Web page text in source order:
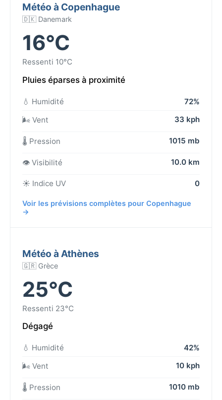
Météo à Copenhague
🇩🇰 Danemark
16°C
Ressenti 10°C
Pluies éparses à proximité
💧 Humidité
72%
🌬️ Vent
33 kph
🌡️ Pression 1015 mb
👁️ Visibilité 10.0 km
☀️ Indice UV 0
Voir les prévisions complètes pour Copenhague
→
Météo à Athènes
🇬🇷 Grèce
25°C
Ressenti 23°C
Dégagé
💧 Humidité
42%
🌬️ Vent
10 kph
🌡️ Pression 1010 mb